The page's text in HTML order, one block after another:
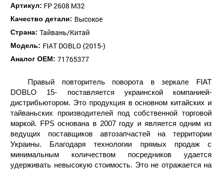
Артикул: FP 2608 M32
Качество детали: Высокое
Страна: Тайвань/Китай
Модель: FIAT DOBLO (2015-)
Аналог ОЕМ: 71765377
Правый повторитель поворота в зеркале FIAT
DOBLO 15- поставляется украинской компанией-
дистрибьютором. Это продукция в основном китайских и
тайваньских производителей под собственной торговой
маркой. FPS основана в 2007 году и является одним из
ведущих поставщиков автозапчастей на территории
Украины. Благодаря технологии прямых продаж с
минимальным количеством посредников удается
удерживать невысокую стоимость. Это не отражается на